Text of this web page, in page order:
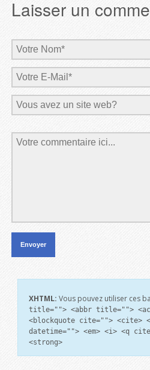
Laisser un
XHTML: Vous pouvez utiliser ces
title=""> <abbr title="">
<blockquote cite=""> <cite>
datetime=""> <em> <i> <q
<strong>